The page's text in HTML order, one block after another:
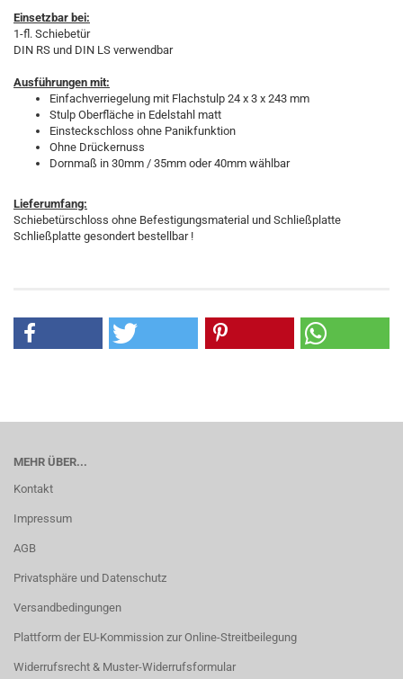
Einsetzbar bei:
1-fl. Schiebetür
DIN RS und DIN LS verwendbar
Ausführungen mit:
Einfachverriegelung mit Flachstulp 24 x 3 x 243 mm
Stulp Oberfläche in Edelstahl matt
Einsteckschloss ohne Panikfunktion
Ohne Drückernuss
Dornmaß in 30mm / 35mm oder 40mm wählbar
Lieferumfang:
Schiebetürschloss ohne Befestigungsmaterial und Schließplatte
Schließplatte gesondert bestellbar !
MEHR ÜBER...
Kontakt
Impressum
AGB
Privatsphäre und Datenschutz
Versandbedingungen
Plattform der EU-Kommission zur Online-Streitbeilegung
Widerrufsrecht & Muster-Widerrufsformular